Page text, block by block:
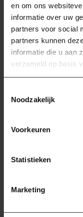
en om ons
informatie over uw
partners voor social
partners kunnen
informatie die u aan
verzameld op basis
Noodzakelijk
Voorkeuren
Statistieken
Marketing
Grillrooster
De Petromax Hangende
grillplaat 56cm kan aan
verschillende
bevestigingspunten
39,95
Op voorraad
Gietijzeren